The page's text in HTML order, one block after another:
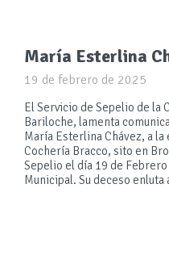
María Esterlina
19 de febrero de 2025
El Servicio de Sepelio de la
Bariloche, lamenta
María Esterlina Chávez, a
Cochería Bracco, sito en
Sepelio el día 19 de
Municipal. Su deceso enluta